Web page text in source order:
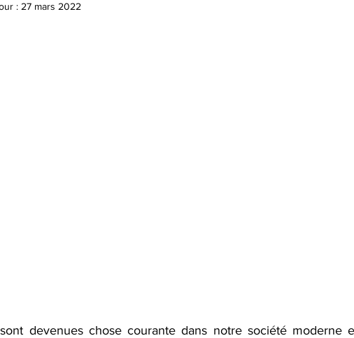
: 27 mars 2022
devenues chose courante dans notre société moderne